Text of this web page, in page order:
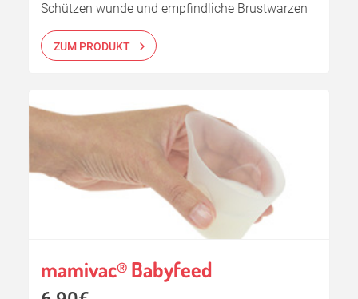
Schützen wunde und empfindliche Brustwarzen
ZUM PRODUKT
mamivac®Babyfeed